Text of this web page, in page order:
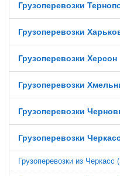
Грузоперевозки
Грузоперевозки
Грузоперевозки Херсон
Грузоперевозки
Грузоперевозки
Грузоперевозки
Грузоперевозки из Черкасс